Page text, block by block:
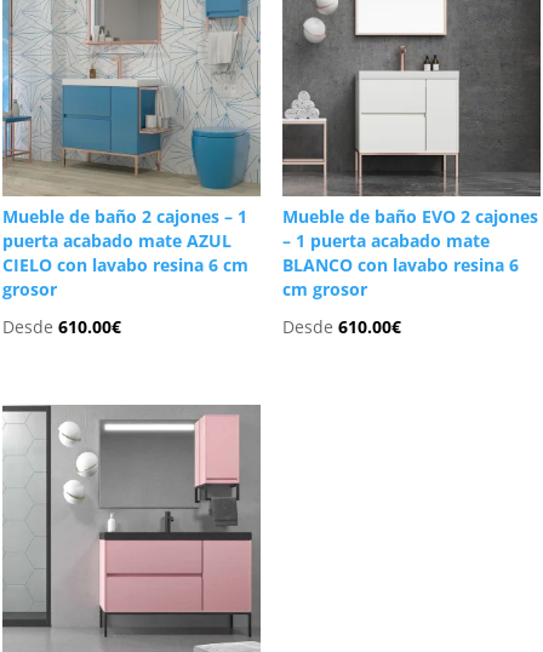
Mueble de baño 2 cajones – 1
puerta acabado mate AZUL
CIELO con lavabo resina 6 cm
grosor
Desde610.00€
Mueble de baño EVO 2 cajones
– 1 puerta acabado mate
BLANCO con lavabo resina 6
cm grosor
Desde 610.00€